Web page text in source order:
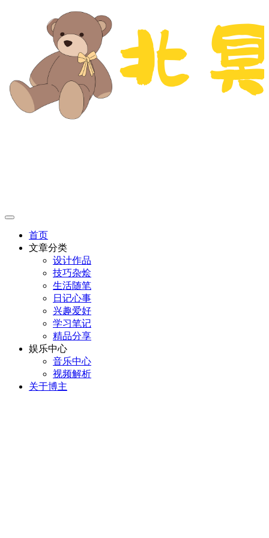
首页
文章分类
设计作品
技巧杂烩
生活随笔
日记心事
兴趣爱好
学习笔记
精品分享
娱乐中心
音乐中心
视频解析
关于博主